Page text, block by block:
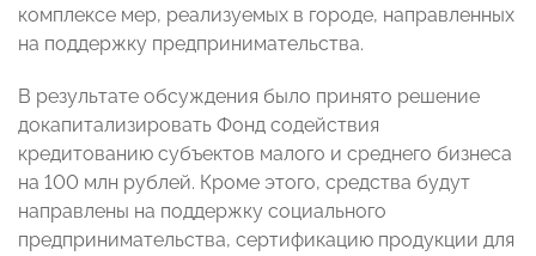
комплексе мер, реализуемых в городе, направленных
на поддержку предпринимательства.
В результате обсуждения было принято решение
докапитализировать Фонд содействия
кредитованию субъектов малого и среднего бизнеса
на 100 млн рублей. Кроме этого, средства будут
направлены на поддержку социального
предпринимательства, сертификацию продукции для